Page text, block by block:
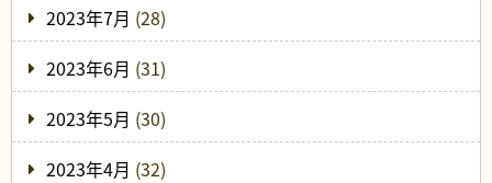
2023年7月 (28)
2023年6月 (31)
2023年5月 (30)
2023年4月 (32)